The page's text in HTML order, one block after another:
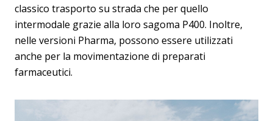
classico trasporto su strada che per quello
intermodale grazie alla loro sagoma P400. Inoltre,
nelle versioni Pharma, possono essere utilizzati
anche per la movimentazione di preparati
farmaceutici.